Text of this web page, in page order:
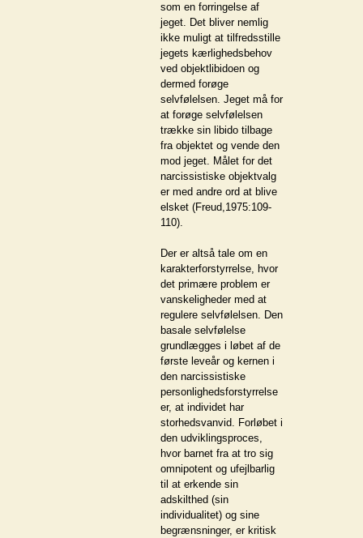
som en forringelse af
jeget. Det bliver nemlig
ikke muligt at tilfredsstille
jegets kærlighedsbehov
ved objektlibidoen og
dermed forøge
selvfølelsen. Jeget må for
at forøge selvfølelsen
trække sin libido tilbage
fra objektet og vende den
mod jeget. Målet for det
narcissistiske objektvalg
er med andre ord at blive
elsket (Freud,1975:109-
110).
Der er altså tale om en
karakterforstyrrelse, hvor
det primære problem er
vanskeligheder med at
regulere selvfølelsen. Den
basale selvfølelse
grundlægges i løbet af de
første leveår og kernen i
den narcissistiske
personlighedsforstyrrelse
er, at individet har
storhedsvanvid. Forløbet i
den udviklingsproces,
hvor barnet fra at tro sig
omnipotent og ufejlbarlig
til at erkende sin
adskilthed (sin
individualitet) og sine
begrænsninger, er kritisk